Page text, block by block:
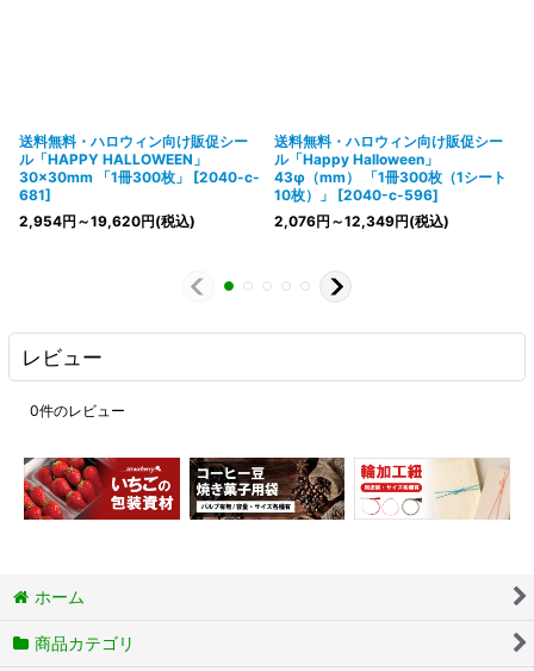
送料無料・ハロウィン向け販促シー
ル「HAPPY HALLOWEEN」
30×30mm 「1冊300枚」
[2040-c-
681]
2,954円 ～19,620円(税込)
送料無料・ハロウィン向け販促シー
ル「Happy Halloween」
43φ（mm） 「1冊300枚（1シート
10枚）」
[2040-c-596]
2,076円 ～12,349円(税込)
レビュー
0件のレビュー
ホーム
商品カテゴリ